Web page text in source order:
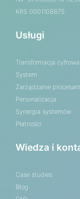
KRS 0001108875
Usługi
Transformacja cyfrowa
System
Zarządzanie
Personalizacja
Synergia systemów
Płatności
Wiedza i
Case studies
Blog